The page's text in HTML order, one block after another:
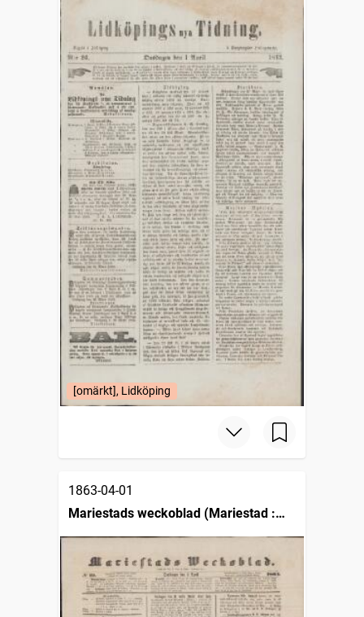
[omärkt], Lidköping
1863-04-01
Mariestads weckoblad (Mariestad :
1834)